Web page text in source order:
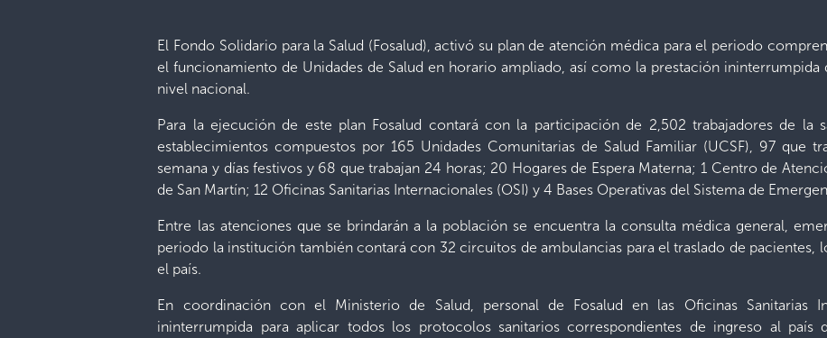
El Fondo Solidario para la Salud (Fosalud), activó su plan de atención médica para el periodo
el funcionamiento de Unidades de Salud en horario ampliado, así como la prestación ininterrumpida
nivel nacional.
Para la ejecución de este plan Fosalud contará con la participación de 2,502 trabajadores de la
establecimientos compuestos por 165 Unidades Comunitarias de Salud Familiar (UCSF), 97 que
semana y días festivos y 68 que trabajan 24 horas; 20 Hogares de Espera Materna; 1 Centro de
de San Martín; 12 Oficinas Sanitarias Internacionales (OSI) y 4 Bases Operativas del Sistema de
Entre las atenciones que se brindarán a la población se encuentra la consulta médica general,
periodo la institución también contará con 32 circuitos de ambulancias para el traslado de pacientes,
el país.
En coordinación con el Ministerio de Salud, personal de Fosalud en las Oficinas Sanitarias
ininterrumpida para aplicar todos los protocolos sanitarios correspondientes de ingreso al país